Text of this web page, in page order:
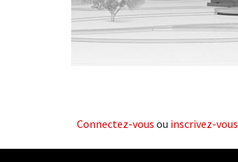
Connectez-vous ou inscrivez-vous